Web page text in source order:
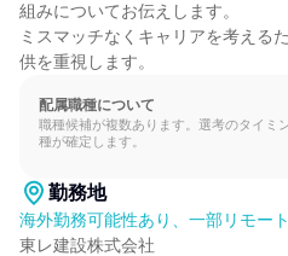
組みについてお伝えします。
ミスマッチなくキャリアを考える
供を重視します。
配属職種について
職種候補が複数あります。選考のタイミ
種が確定します。
勤務地
海外勤務可能性あり、一部リモー
東レ建設株式会社